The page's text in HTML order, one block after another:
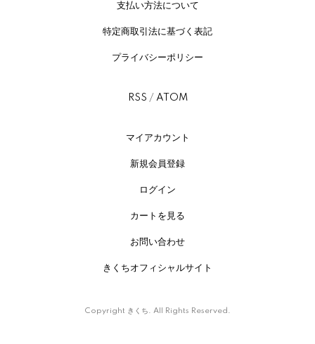
支払い方法について
特定商取引法に基づく表記
プライバシーポリシー
RSS / ATOM
マイアカウント
新規会員登録
ログイン
カートを見る
お問い合わせ
きくちオフィシャルサイト
Copyright きくち. All Rights Reserved.